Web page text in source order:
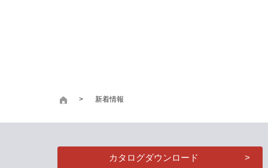
新着情報
カタログダウンロード